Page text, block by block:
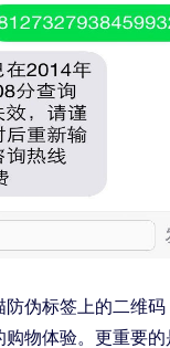
伪标签上的二维码
物体验。更重要的